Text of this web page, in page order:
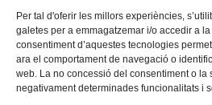
Per tal d'oferir les millors experiències,
galetes per a emmagatzemar i/o accedir a
consentiment d’aquestes tecnologies
ara el comportament de navegació o
web. La no concessió del consentiment o la
negativament determinades funcionalitats i